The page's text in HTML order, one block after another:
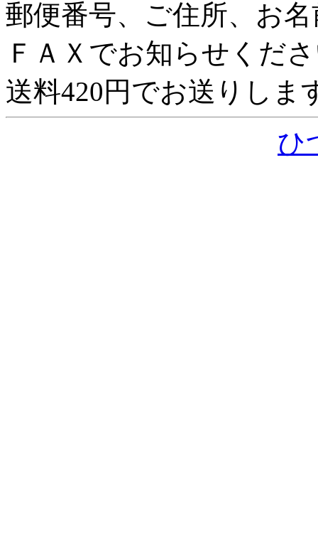
郵便番号、ご住所、お
ＦＡＸでお知らせくだ
送料420円でお送りしま
ひ